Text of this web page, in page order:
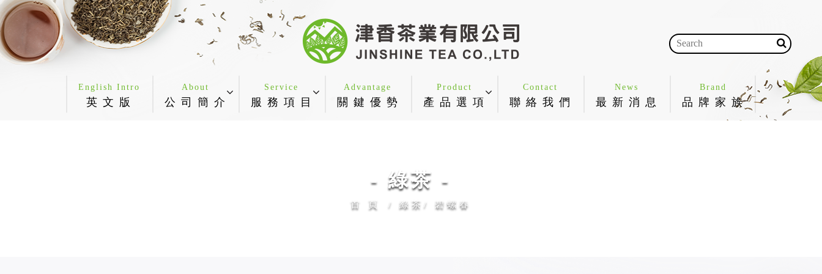
English Intro
英 文 版
About
公 司 簡 介
Service
服 務 項 目
Advantage
關 鍵 優 勢
Product
產 品 選 項
Contact
聯 絡 我 們
News
最 新 消 息
Brand
品 牌 家 族
- 綠茶 -
首 頁 綠茶 碧螺春